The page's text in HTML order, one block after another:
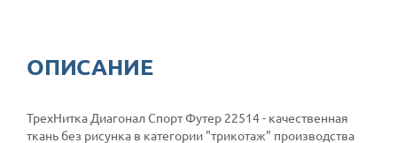
ОПИСАНИЕ
ТрехНитка Диагонал Спорт Футер 22514 - качественная
ткань без рисунка в категории "трикотаж" производства